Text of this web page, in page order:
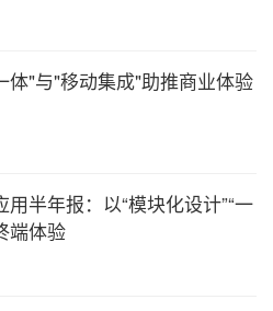
体"与"移动集成"助推商业体验
半年报：以“模块化设计”“一
端体验